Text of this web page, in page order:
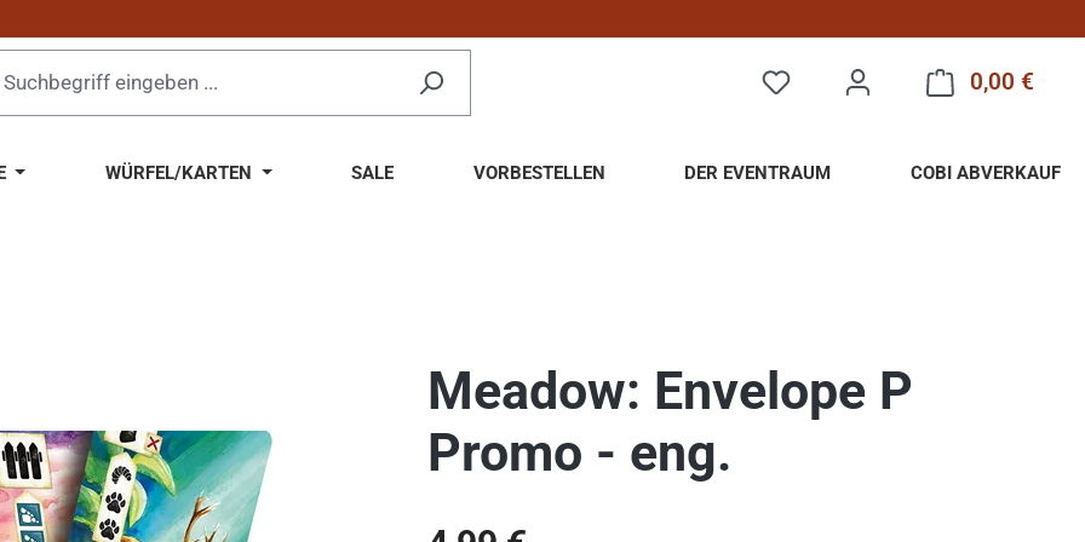
0,00 €
WÜRFEL/KARTEN SALE VORBESTELLEN DER EVENTRAUM COBI ABVERKAUF
Meadow: Envelope P
Promo - eng.
Regulärer Preis: